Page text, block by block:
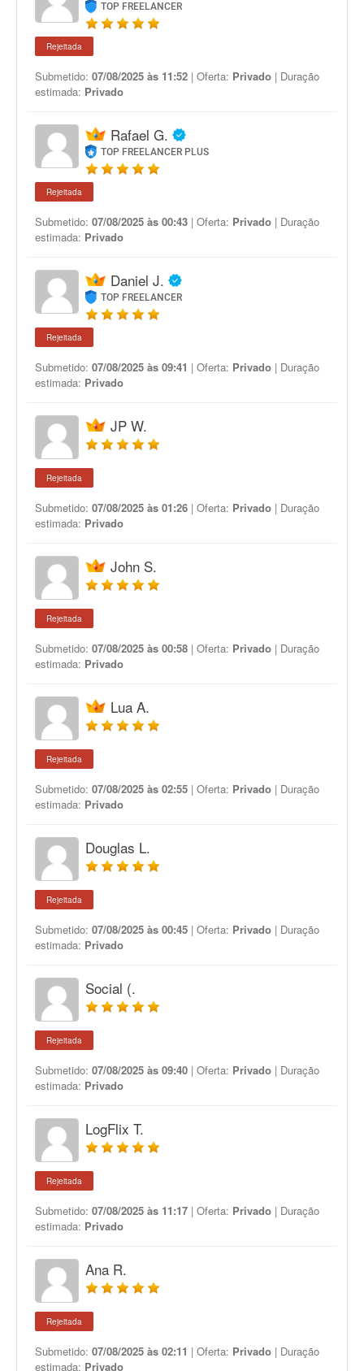
TOP FREELANCER
Rejeitada
Submetido: 07/08/2025 às 11:52 | Oferta: Privado | Duração
estimada: Privado
Rafael G.
TOP FREELANCER PLUS
Rejeitada
Submetido: 07/08/2025 às 00:43 | Oferta: Privado | Duração
estimada: Privado
Daniel J.
TOP FREELANCER
Rejeitada
Submetido: 07/08/2025 às 09:41 | Oferta: Privado | Duração
estimada: Privado
JP W.
Rejeitada
Submetido: 07/08/2025 às 01:26 | Oferta: Privado | Duração
estimada: Privado
John S.
Rejeitada
Submetido: 07/08/2025 às 00:58 | Oferta: Privado | Duração
estimada: Privado
Lua A.
Rejeitada
Submetido: 07/08/2025 às 02:55 | Oferta: Privado | Duração
estimada: Privado
Douglas L.
Rejeitada
Submetido: 07/08/2025 às 00:45 | Oferta: Privado | Duração
estimada: Privado
Social (.
Rejeitada
Submetido: 07/08/2025 às 09:40 | Oferta: Privado | Duração
estimada: Privado
LogFlix T.
Rejeitada
Submetido: 07/08/2025 às 11:17 | Oferta: Privado | Duração
estimada: Privado
Ana R.
Rejeitada
Submetido: 07/08/2025 às 02:11 | Oferta: Privado | Duração
estimada: Privado